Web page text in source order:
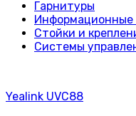
Гарнитуры
Информационные
Стойки и
Системы
Yealink UVC88